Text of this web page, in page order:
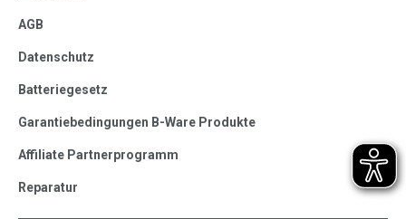
AGB
Datenschutz
Batteriegesetz
Garantiebedingungen B-Ware Produkte
Affiliate Partnerprogramm
Reparatur